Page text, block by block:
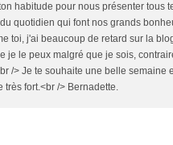
habitude pour nous présenter tous
quotidien qui font nos grands
toi, j'ai beaucoup de retard sur la
je le peux malgré que je sois,
/> Je te souhaite une belle semaine
très fort.<br /> Bernadette.